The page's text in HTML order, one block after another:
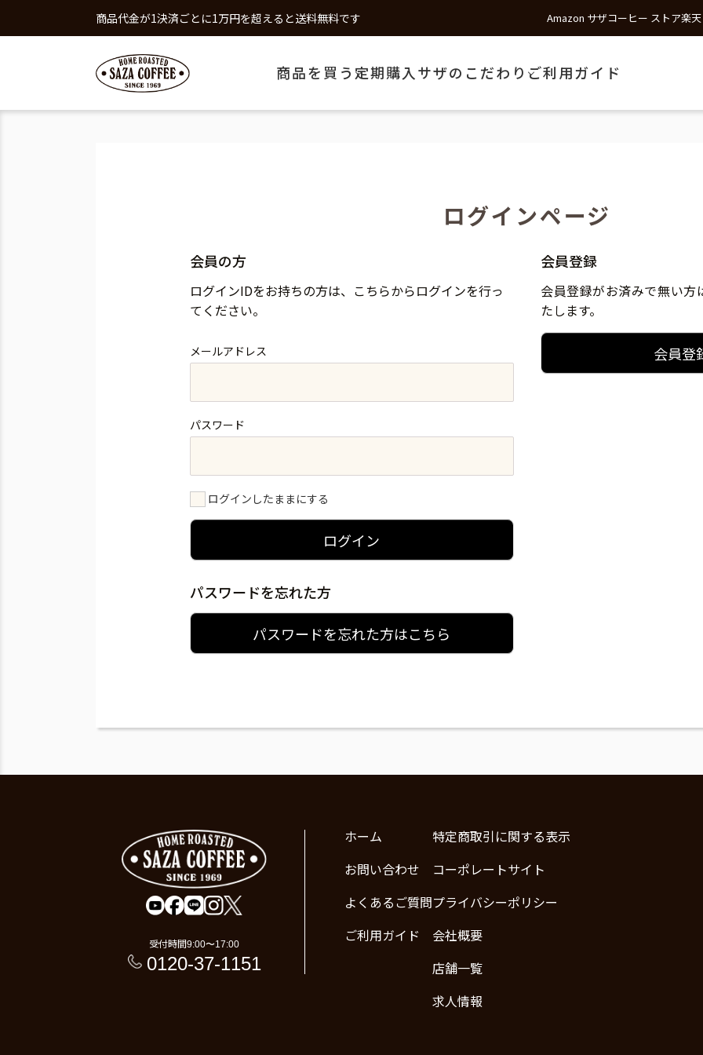
商品代金が1決済ごとに1万円を超えると送料無料です Amazon サザコーヒー ストア楽
商品を買う 定期購入 サザのこだわり ご利用ガイド
ログインページ
会員の方
ログインIDをお持ちの方は、こちらからログインを行っ
てください。
メールアドレス
パスワード
ログインしたままにする
ログイン
パスワードを忘れた方
パスワードを忘れた方はこちら
会員登録
会員登録がお済みで無い
たします。
会員登
受付時間9:00〜17:00
0120-37-1151
ホーム
お問い合わせ
よくあるご質問
ご利用ガイド
特定商取引に関する表示
コーポレートサイト
プライバシーポリシー
会社概要
店舗一覧
求人情報